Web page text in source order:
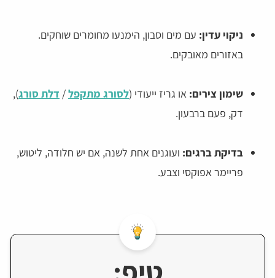
ניקוי עדין: עם מים וסבון, הימנעו מחומרים שוחקים.
באזורים מאובקים.
שימון צירים: או גריז ייעודי (לסורג מתקפל/ דלת סורג),
דק, פעם ברבעון.
בדיקת ברגים: ועוגנים אחת לשנה, אם יש חלודה, ליטוש,
פריימר אפוקסי וצבע.